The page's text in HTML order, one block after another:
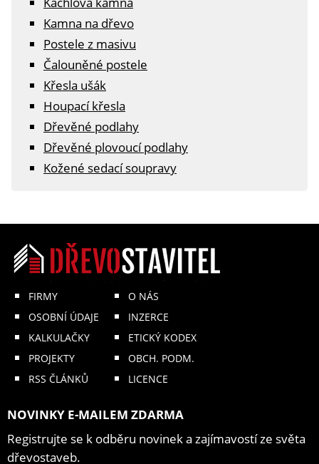
Kamna na dřevo
Postele z masivu
Čalouněné postele
Křesla ušák
Houpací křesla
Dřevěné podlahy
Dřevěné plovoucí podlahy
Kožené sedací soupravy
FIRMY
OSOBNÍ ÚDAJE
KALKULAČKY
PROJEKTY
RSS ČLÁNKŮ
O NÁS
INZERCE
ETICKÝ KODEX
OBCH. PODM.
LICENCE
NOVINKY E-MAILEM ZDARMA
Registrujte se k odběru novinek a zajímavostí ze světa
dřevostaveb.